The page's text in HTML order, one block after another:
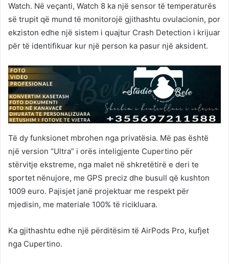
Watch. Në veçanti, Watch 8 ka një sensor të temperaturës
së trupit që mund të monitorojë gjithashtu ovulacionin, por
ekziston edhe një sistem i quajtur Crash Detection i krijuar
për të identifikuar kur një person ka pasur një aksident.
Të dy funksionet mbrohen nga privatësia. Më pas është
një version “Ultra” i orës inteligjente Cupertino për
stërvitje ekstreme, nga malet në shkretëtirë e deri te
sportet nënujore, me GPS preciz dhe busull që kushton
1009 euro. Pajisjet janë projektuar me respekt për
mjedisin, me materiale 100% të ricikluara.
Ka gjithashtu edhe një përditësim të AirPods Pro, kufjet
nga Cupertino.